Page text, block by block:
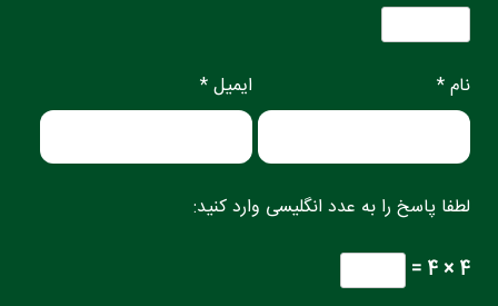
نام * ایمیل *
لطفا پاسخ را به عدد انگلیسی وارد کنید:
4 × 4 =